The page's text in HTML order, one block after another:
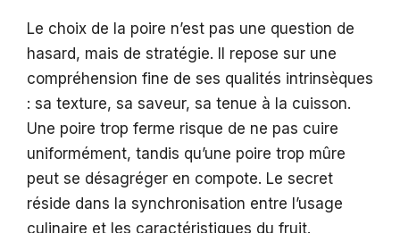
Le choix de la poire n’est pas une question de
hasard, mais de stratégie. Il repose sur une
compréhension fine de ses qualités intrinsèques
: sa texture, sa saveur, sa tenue à la cuisson.
Une poire trop ferme risque de ne pas cuire
uniformément, tandis qu’une poire trop mûre
peut se désagréger en compote. Le secret
réside dans la synchronisation entre l’usage
culinaire et les caractéristiques du fruit.